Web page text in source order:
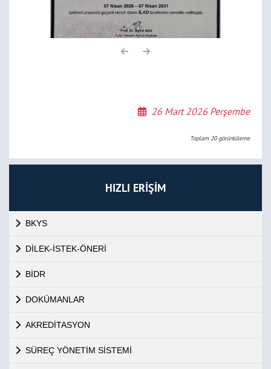
HIZLI ERİŞİM
BKYS
DİLEK-İSTEK-ÖNERİ
BİDR
DOKÜMANLAR
AKREDİTASYON
SÜREÇ YÖNETİM SİSTEMİ
26 Mart 2026 Perşembe
Toplam20görüntüleme